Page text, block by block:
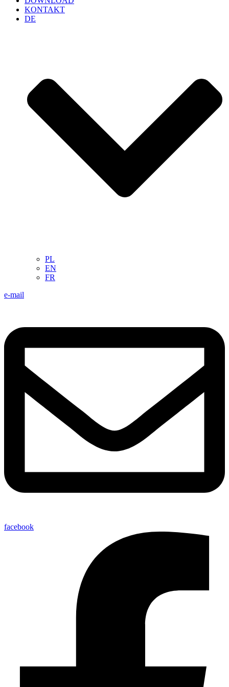
KONTAKT
DE
PL
EN
FR
e-mail
facebook